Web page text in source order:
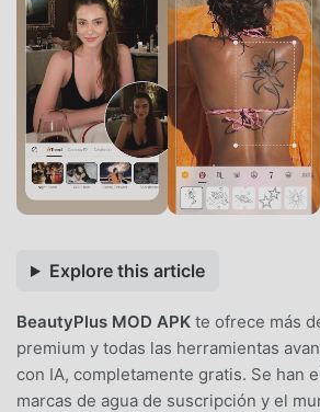
Explore this article
BeautyPlus MOD APK te ofrece más
premium y todas las herramientas
con IA, completamente gratis. Se han
marcas de agua de suscripción y el